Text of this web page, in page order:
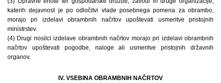
katerih dejavnost je po odločitvi vlade posebnega pomena za obrambo,
morajo pri izdelavi obrambnih načrtov upoštevati usmeritve pristojnih
ministrstev.
(4) Drugi nosilci izdelave obrambnih načrtov morajo pri izdelavi obrambnih
načrtov upoštevati pogodbe, naloge ali usmeritve pristojnih državnih
organov.
IV. VSEBINA OBRAMBNIH NAČRTOV